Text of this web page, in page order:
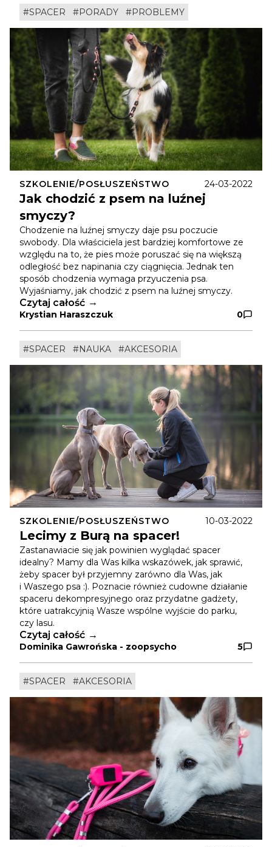
#SPACER #PORADY #PROBLEMY
SZKOLENIE/POSŁUSZEŃSTWO 24-03-2022
Jak chodzić z psem na luźnej
smyczy?
Chodzenie na luźnej smyczy daje psu poczucie
swobody. Dla właściciela jest bardziej komfortowe ze
względu na to, że pies może poruszać się na większą
odległość bez napinania czy ciągnięcia. Jednak ten
sposób chodzenia wymaga przyuczenia psa.
Wyjaśniamy, jak chodzić z psem na luźnej smyczy.
Czytaj całość
Krystian Haraszczuk 0
#SPACER #NAUKA #AKCESORIA
SZKOLENIE/POSŁUSZEŃSTWO 10-03-2022
Lecimy z Burą na spacer!
Zastanawiacie się jak powinien wyglądać spacer
idealny? Mamy dla Was kilka wskazówek, jak sprawić,
żeby spacer był przyjemny zarówno dla Was, jak
i Waszego psa :). Poznacie również cudowne działanie
spaceru dekompresyjnego oraz przydatne gadżety,
które uatrakcyjnią Wasze wspólne wyjście do parku,
czy lasu.
Czytaj całość
Dominika Gawrońska - zoopsycho 5
#SPACER #AKCESORIA